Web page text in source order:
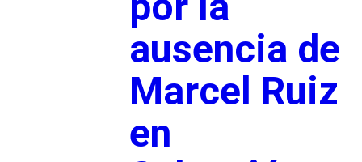
ausencia de
Marcel Ruiz
en